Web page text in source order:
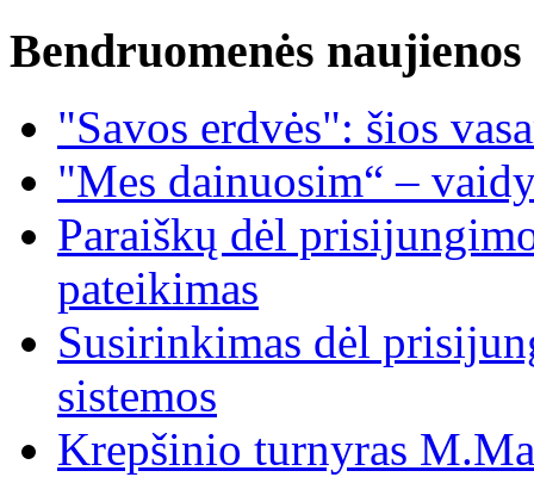
Bendruomenės naujienos
"Savos erdvės": šios
"Mes dainuosim“ –
Paraiškų dėl
pateikimas
Susirinkimas dėl
sistemos
Krepšinio turnyras